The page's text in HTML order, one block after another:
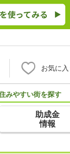
お気に入
みやすい街を探す
助成金
情報